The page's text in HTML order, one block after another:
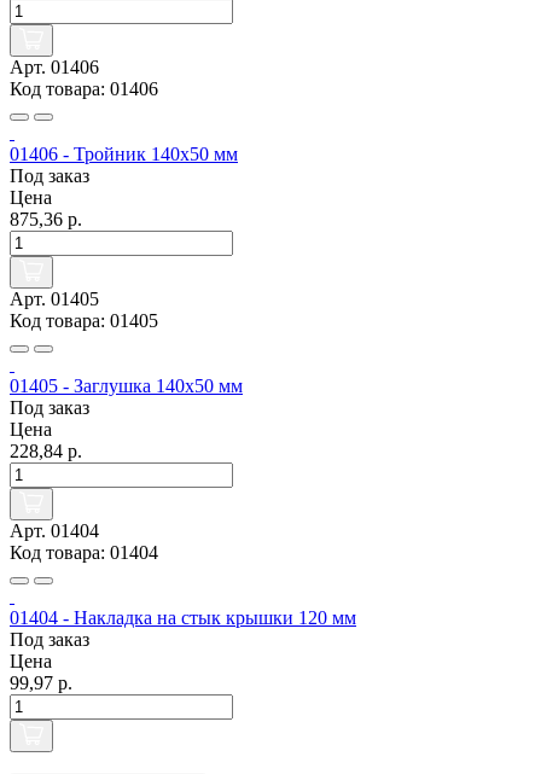
Арт. 01406
Код товара: 01406
01406 - Тройник 140х50 мм
Под заказ
Цена
875,36 р.
Арт. 01405
Код товара: 01405
01405 - Заглушка 140х50 мм
Под заказ
Цена
228,84 р.
Арт. 01404
Код товара: 01404
01404 - Накладка на стык крышки 120 мм
Под заказ
Цена
99,97 р.